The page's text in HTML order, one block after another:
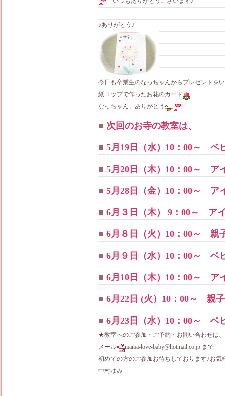
♪ありがとう♪
今日も卒業生のなっちゃんからプレゼントを
紙コップで作ったお花のカード
なっちゃん、ありがとう
■ 次回のお寺の教室は、
■ 5月19日（水）10：00～ ベ
■ 5月20日（木）10：00～ ア
■ 5月28日（金）10：00～ ア
■ 6月３日（木） 9：00～ ア
■ 6月８日（火）10：00～ 親
■ 6月９日（水）10：00～ ベ
■ 6月10日（木）10：00～ ア
■ 6月22日 (火）10：00～ 親
■ 6月23日（水）10：00～ ベ
★教室へのご参加・ご予約・お問い合わせは、
メール
mama-love-baby@hotmail.co.jp まで
初めての方のご参加お待ちしております♪お気
中村ゆみ